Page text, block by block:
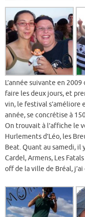
L’année suivante en
faire les deux jours, et
vin, le festival s’améliore
année, se concrétise à
On trouvait à l’affiche le
Hurlements d’Léo, les
Beat. Quant au samedi, il
Cardel, Armens, Les
off de la ville de Bréal,